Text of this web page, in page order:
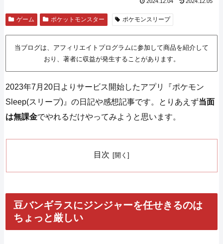
ゲーム ポケットモンスター ポケモンスリープ
当ブログは、アフィリエイトプログラムに参加して商品を紹介して
おり、著者に収益が発生することがあります。
2023年7月20日よりサービス開始したアプリ『ポケモン
Sleep(スリープ)』の日記や感想記事です。とりあえず当面
は無課金でやれるだけやってみようと思います。
目次
豆バンギラスにジンジャーを任せきるのは
ちょっと厳しい